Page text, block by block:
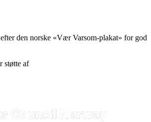
den norske «Vær Varsom-plakat» for god
støtte af